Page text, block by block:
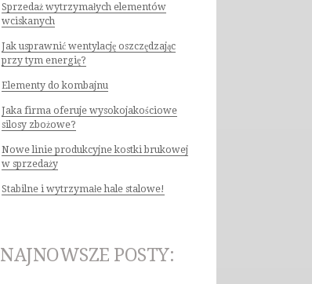
Sprzedaż wytrzymałych elementów
wciskanych
Jak usprawnić wentylację oszczędzając
przy tym energię?
Elementy do kombajnu
Jaka firma oferuje wysokojakościowe
silosy zbożowe?
Nowe linie produkcyjne kostki brukowej
w sprzedaży
Stabilne i wytrzymałe hale stalowe!
NAJNOWSZE POSTY: